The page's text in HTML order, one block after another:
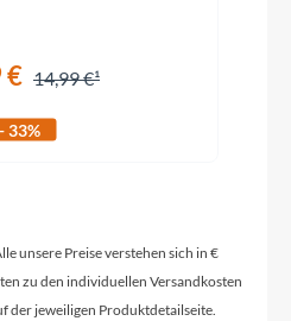
Griffe
mit Rücktritt
€ 14,99 €
- 33%
unsere Preise verstehen sich in €
zu den individuellen Versandkosten
der jeweiligen Produktdetailseite.